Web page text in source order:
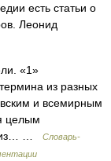
есть статьи о
Леонид
«1»
из разных
и всемирным
целым
из… …
Словарь-